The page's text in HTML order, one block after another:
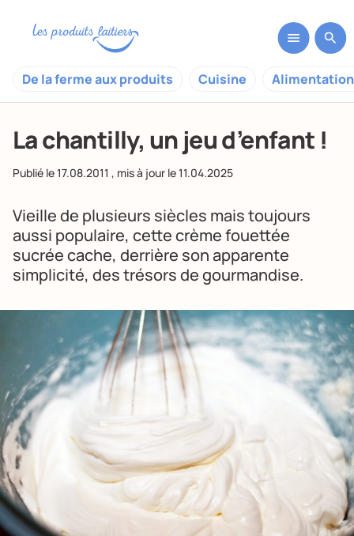
De la ferme aux produits Cuisine
La chantilly, un jeu d’enfant !
Publié le17.08.2011 , mis à jour le11.04.2025
Vieille de plusieurs siècles mais toujours
aussi populaire, cette crème fouettée
sucrée cache, derrière son apparente
simplicité, des trésors de gourmandise.